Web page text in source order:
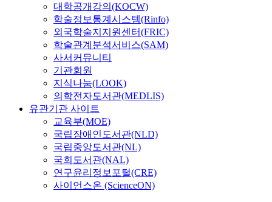
대학공개강의(KOCW)
학술정보통계시스템(Rinfo)
외국학술지지원센터(FRIC)
학술관계분석서비스(SAM)
사서커뮤니티
기관회원
지식나눔(LOOK)
의학전자도서관(MEDLIS)
유관기관 사이트
교육부(MOE)
국립장애인도서관(NLD)
국립중앙도서관(NL)
국회도서관(NAL)
연구윤리정보포털(CRE)
사이언스온 (ScienceON)